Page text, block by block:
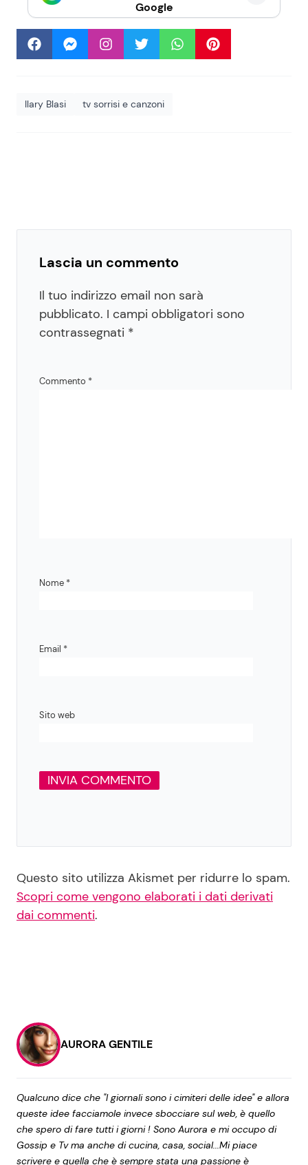
Google
Ilary Blasi tv sorrisi e canzoni
Lascia un commento
Il tuo indirizzo email non sarà
pubblicato. I campi obbligatori sono
contrassegnati *
Commento *
Nome *
Email *
Sito web
Questo sito utilizza Akismet per ridurre lo spam.
Scopri come vengono elaborati i dati derivati
dai commenti.
AURORA GENTILE
Qualcuno dice che "I giornali sono i cimiteri delle idee" e allora
queste idee facciamole invece sbocciare sul web, è quello
che spero di fare tutti i giorni ! Sono Aurora e mi occupo di
Gossip e Tv ma anche di cucina, casa, social...Mi piace
scrivere e quella che è sempre stata una passione è